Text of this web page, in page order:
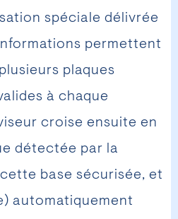
spéciale délivrée
permettent
plaques
à chaque
croise ensuite en
détectée par la
base sécurisée, et
automatiquement